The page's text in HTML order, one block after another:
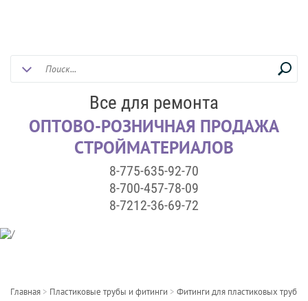
Все для ремонта
ОПТОВО-РОЗНИЧНАЯ ПРОДАЖА
СТРОЙМАТЕРИАЛОВ
8-775-635-92-70
8-700-457-78-09
8-7212-36-69-72
Главная > Пластиковые трубы и фитинги > Фитинги для пластиковых труб